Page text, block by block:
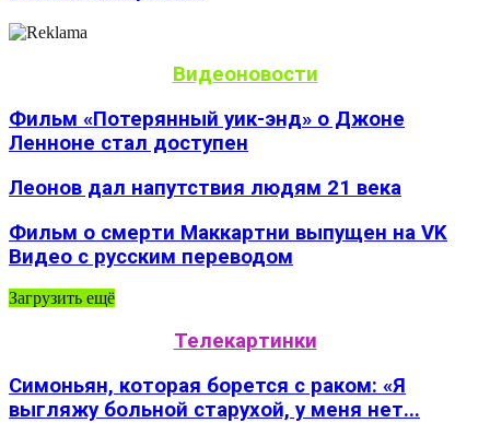
Видеоновости
Фильм «Потерянный уик-энд» о Джоне
Ленноне стал доступен
Леонов дал напутствия людям 21 века
Фильм о смерти Маккартни выпущен на VK
Видео с русским переводом
Загрузить ещё
Телекартинки
Симоньян, которая борется с раком: «Я
выгляжу больной старухой, у меня нет...